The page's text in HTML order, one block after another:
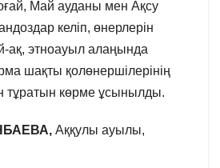
Май ауданы мен Ақсу
келіп, өнерлерін
ақ, этноауыл алаңында
шақты қолөнершілерінің
тұратын көрме ұсынылды.
Аққулы ауылы,